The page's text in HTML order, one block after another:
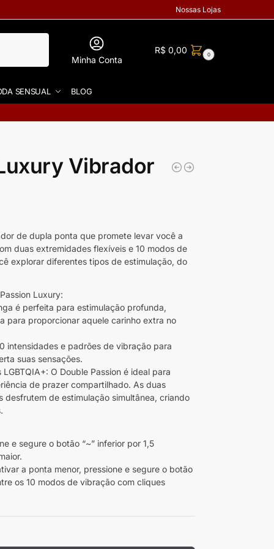
Nossas Lojas
Minha Conta
R$ 0,00 0
SENSUAL BLOG
Vibrador
de dupla ponta que promete levar você a
duas extremidades flexíveis e 10 modos de
explorar diferentes tipos de estimulação, do
Luxury:
é perfeita para estimulação profunda,
para proporcionar aquele carinho extra no
intensidades e padrões de vibração para
suas sensações.
O Double Passion é ideal para
de prazer compartilhado. As duas
de estimulação simultânea, criando
e segure o botão “~” inferior por 1,5
a ponta menor, pressione e segure o botão
os 10 modos de vibração com cliques